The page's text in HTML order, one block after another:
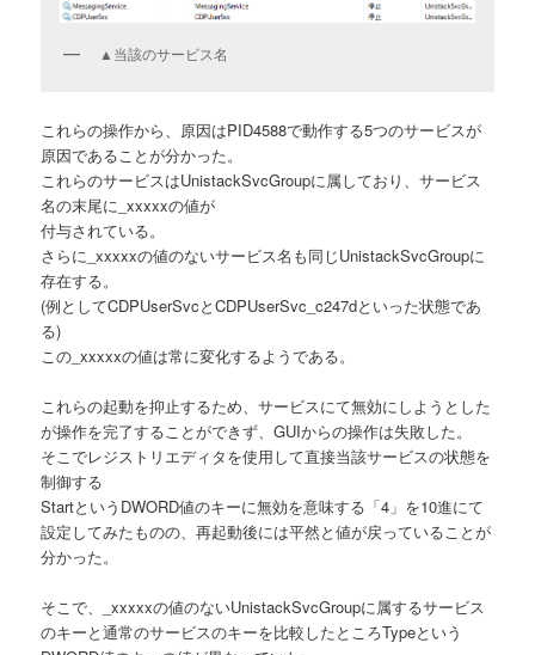
▲当該のサービス名
これらの操作から、原因はPID4588で動作する5つのサービスが
原因であることが分かった。
これらのサービスはUnistackSvcGroupに属しており、サービス
名の末尾に_xxxxxの値が
付与されている。
さらに_xxxxxの値のないサービス名も同じUnistackSvcGroupに
存在する。
(例としてCDPUserSvcとCDPUserSvc_c247dといった状態であ
る)
この_xxxxxの値は常に変化するようである。
これらの起動を抑止するため、サービスにて無効にしようとした
が操作を完了することができず、GUIからの操作は失敗した。
そこでレジストリエディタを使用して直接当該サービスの状態を
制御する
StartというDWORD値のキーに無効を意味する「4」を10進にて
設定してみたものの、再起動後には平然と値が戻っていることが
分かった。
そこで、_xxxxxの値のないUnistackSvcGroupに属するサービス
のキーと通常のサービスのキーを比較したところTypeという